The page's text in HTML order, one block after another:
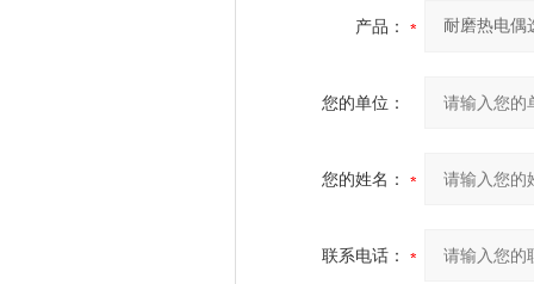
产品：
您的单位：
您的姓名：
联系电话：